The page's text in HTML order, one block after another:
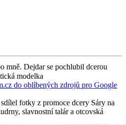
mně. Dejdar se pochlubil dcerou
modelka
do oblíbených zdrojů pro Google
fotky z promoce dcery Sáry na
slavnostní talár a otcovská